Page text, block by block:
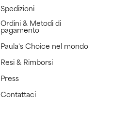
Spedizioni
Ordini & Metodi di
pagamento
Paula's Choice nel mondo
Resi & Rimborsi
Press
Contattaci